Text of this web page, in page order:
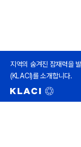
지역의 숨겨진 잠재력을
(KLACI)를 소개합니다.